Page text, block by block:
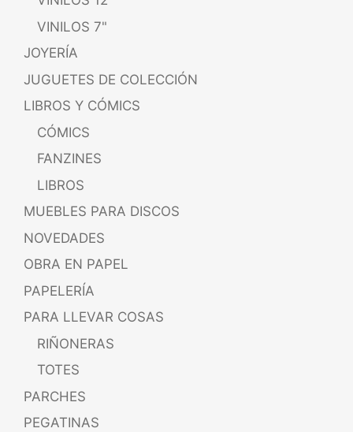
VINILOS 7"
JOYERÍA
JUGUETES DE COLECCIÓN
LIBROS Y CÓMICS
CÓMICS
FANZINES
LIBROS
MUEBLES PARA DISCOS
NOVEDADES
OBRA EN PAPEL
PAPELERÍA
PARA LLEVAR COSAS
RIÑONERAS
TOTES
PARCHES
PEGATINAS